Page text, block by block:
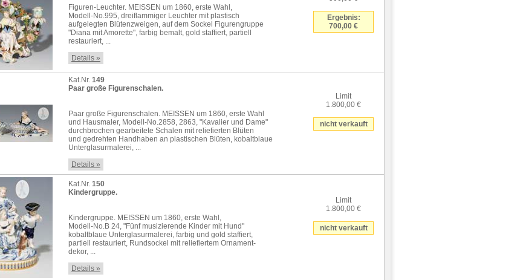
Figuren-Leuchter. MEISSEN um 1860, erste Wahl,
Modell-No.995, dreiflammiger Leuchter mit plastisch
aufgelegten Blütenzweigen, auf dem Sockel Figurengruppe
"Diana mit Amorette", farbig bemalt, gold staffiert, partiell
restauriert, ...
Details »
Ergebnis:
700,00 €
Kat.Nr. 149
Paar große Figurenschalen.
Paar große Figurenschalen. MEISSEN um 1860, erste Wahl
und Hausmaler, Modell-No.2858, 2863, "Kavalier und Dame"
durchbrochen gearbeitete Schalen mit reliefierten Blüten
und gedrehten Handhaben an plastischen Blüten, kobaltblaue
Unterglasurmalerei, ...
Details »
Limit
1.800,00 €
nicht verkauft
Kat.Nr. 150
Kindergruppe.
Kindergruppe. MEISSEN um 1860, erste Wahl,
Modell-No.B 24, "Fünf musizierende Kinder mit Hund"
kobaltblaue Unterglasurmalerei, farbig und gold staffiert,
partiell restauriert, Rundsockel mit reliefiertem Ornament-
dekor, ...
Details »
Limit
1.800,00 €
nicht verkauft